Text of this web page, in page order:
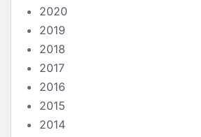
2020
2019
2018
2017
2016
2015
2014